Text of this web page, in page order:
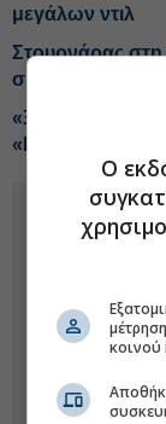
μεγάλων ντιλ
Στουρνάρας
συμμετοχές
«Ξεσκονίζει»
«Ηρακλή»
Ο
κοινού